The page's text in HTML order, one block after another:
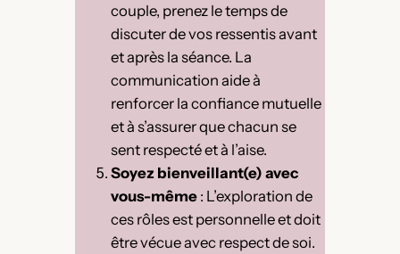
couple, prenez le temps de
discuter de vos ressentis avant
et après la séance. La
communication aide à
renforcer la confiance mutuelle
et à s’assurer que chacun se
sent respecté et à l’aise.
Soyez bienveillant(e) avec
vous-même: L’exploration de
ces rôles est personnelle et doit
être vécue avec respect de soi.